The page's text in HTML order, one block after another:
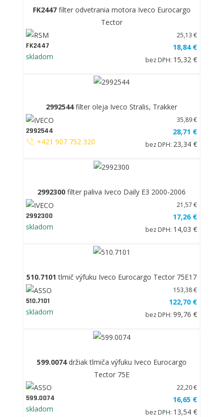
FK2447filter odvetrania motora Iveco Eurocargo
Tector
FK2447
skladom
25,13 €
18,84 €
bez DPH: 15,32 €
2992544filter oleja Iveco Stralis, Trakker
2992544
+421 907 752 320
35,89 €
28,71 €
bez DPH: 23,34 €
2992300 filter paliva Iveco Daily E3 2000-2006
2992300
skladom
21,57 €
17,26 €
bez DPH: 14,03 €
510.7101 tlmič výfuku Iveco Eurocargo Tector 75E17
510.7101
skladom
153,38 €
122,70 €
bez DPH: 99,76 €
599.0074držiak tlmiča výfuku Iveco Eurocargo
Tector 75E
599.0074
skladom
22,20 €
16,65 €
bez DPH: 13,54 €